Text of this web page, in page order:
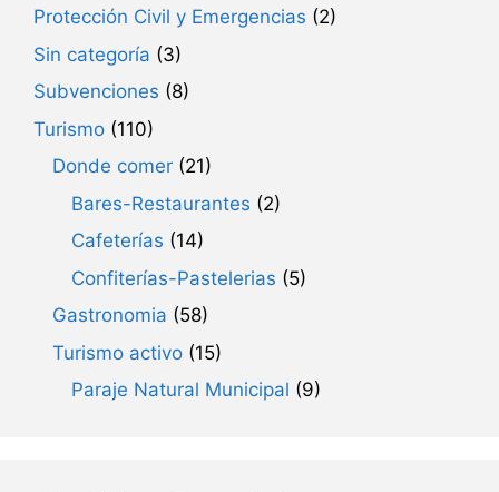
Protección Civil y Emergencias (2)
Sin categoría (3)
Subvenciones (8)
Turismo (110)
Donde comer (21)
Bares-Restaurantes (2)
Cafeterías (14)
Confiterías-Pastelerias (5)
Gastronomia (58)
Turismo activo (15)
Paraje Natural Municipal (9)